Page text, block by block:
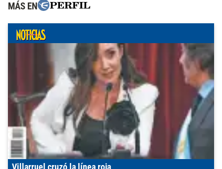
MÁS EN